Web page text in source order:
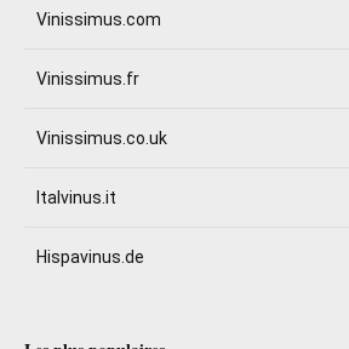
Vinissimus.com
Vinissimus.fr
Vinissimus.co.uk
Italvinus.it
Hispavinus.de